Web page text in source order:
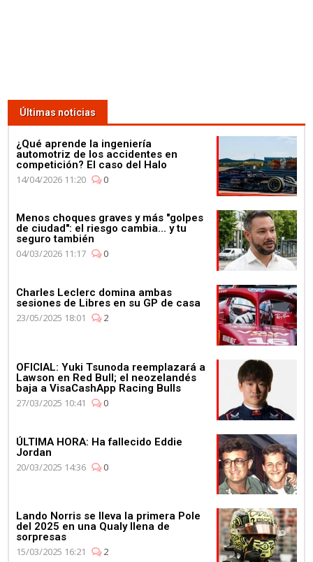
Últimas noticias
¿Qué aprende la ingeniería
automotriz de los accidentes en
competición? El caso del Halo
14/04/2026 11:20
0
Menos choques graves y más "golpes
de ciudad": el riesgo cambia... y tu
seguro también
04/03/2026 11:17
0
Charles Leclerc domina ambas
sesiones de Libres en su GP de casa
23/05/2025 18:01
2
OFICIAL: Yuki Tsunoda reemplazará a
Lawson en Red Bull; el neozelandés
baja a VisaCashApp Racing Bulls
27/03/2025 10:41
0
ÚLTIMA HORA: Ha fallecido Eddie
Jordan
20/03/2025 14:36
0
Lando Norris se lleva la primera Pole
del 2025 en una Qualy llena de
sorpresas
15/03/2025 16:21
2